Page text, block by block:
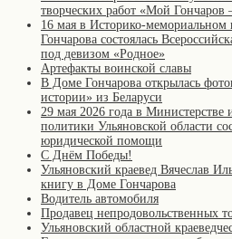
творческих работ «Мой Гончаров
16 мая в Историко-мемориальном
Гончарова состоялась
под девизом «Родное»
Артефакты воинской славы
В Доме Гончарова открылась
истории» из Беларуси
29 мая 2026 года в Министерстве
политики Ульяновской области
юридической помощи
С Днём Победы!
Ульяновский краевед Вячеслав
книгу в Доме Гончарова
Водитель автомобиля
Продавец непродовольственных
Ульяновский областной